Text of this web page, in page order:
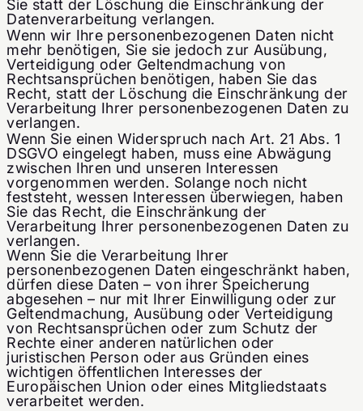
Sie statt der Löschung die Einschränkung der
Datenverarbeitung verlangen.
Wenn wir Ihre personenbezogenen Daten nicht
mehr benötigen, Sie sie jedoch zur Ausübung,
Verteidigung oder Geltendmachung von
Rechtsansprüchen benötigen, haben Sie das
Recht, statt der Löschung die Einschränkung der
Verarbeitung Ihrer personenbezogenen Daten zu
verlangen.
Wenn Sie einen Widerspruch nach Art. 21 Abs. 1
DSGVO eingelegt haben, muss eine Abwägung
zwischen Ihren und unseren Interessen
vorgenommen werden. Solange noch nicht
feststeht, wessen Interessen überwiegen, haben
Sie das Recht, die Einschränkung der
Verarbeitung Ihrer personenbezogenen Daten zu
verlangen.
Wenn Sie die Verarbeitung Ihrer
personenbezogenen Daten eingeschränkt haben,
dürfen diese Daten – von ihrer Speicherung
abgesehen – nur mit Ihrer Einwilligung oder zur
Geltendmachung, Ausübung oder Verteidigung
von Rechtsansprüchen oder zum Schutz der
Rechte einer anderen natürlichen oder
juristischen Person oder aus Gründen eines
wichtigen öffentlichen Interesses der
Europäischen Union oder eines Mitgliedstaats
verarbeitet werden.